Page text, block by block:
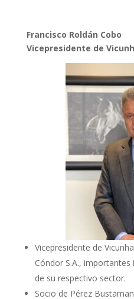
Francisco Roldán Cobo
Vicepresidente de
Vicepresidente de
Cóndor S.A.,
de su respectivo sector.
Socio de Pérez